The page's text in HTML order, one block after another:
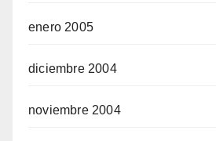
enero 2005
diciembre 2004
noviembre 2004